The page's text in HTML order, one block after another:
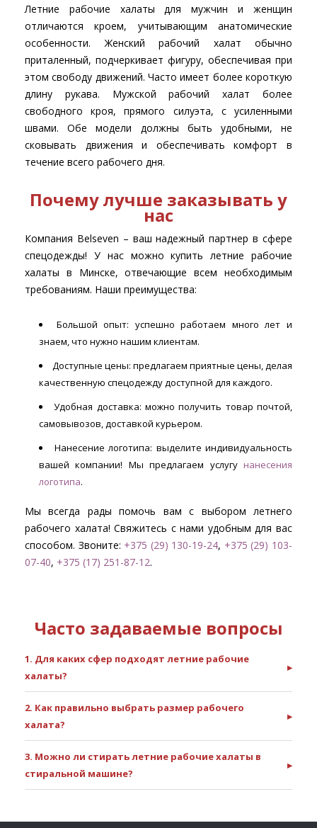
Летние рабочие халаты для мужчин и женщин
отличаются кроем, учитывающим анатомические
особенности. Женский рабочий халат обычно
приталенный, подчеркивает фигуру, обеспечивая при
этом свободу движений. Часто имеет более короткую
длину рукава. Мужской рабочий халат более
свободного кроя, прямого силуэта, с усиленными
швами. Обе модели должны быть удобными, не
сковывать движения и обеспечивать комфорт в
течение всего рабочего дня.
Почему лучше заказывать у
нас
Компания Belseven – ваш надежный партнер в сфере
спецодежды! У нас можно купить летние рабочие
халаты в Минске, отвечающие всем необходимым
требованиям. Наши преимущества:
Большой опыт: успешно работаем много лет и
знаем, что нужно нашим клиентам.
Доступные цены: предлагаем приятные цены, делая
качественную спецодежду доступной для каждого.
Удобная доставка: можно получить товар почтой,
самовывозов, доставкой курьером.
Нанесение логотипа: выделите индивидуальность
вашей компании! Мы предлагаем услугу нанесения
логотипа.
Мы всегда рады помочь вам с выбором летнего
рабочего халата! Свяжитесь с нами удобным для вас
способом. Звоните: +375 (29) 130-19-24, +375 (29) 103-
07-40, +375 (17) 251-87-12.
Часто задаваемые вопросы
1. Для каких сфер подходят летние рабочие
халаты?
▸
2. Как правильно выбрать размер рабочего
халата?
▸
3. Можно ли стирать летние рабочие халаты в
стиральной машине?
▸